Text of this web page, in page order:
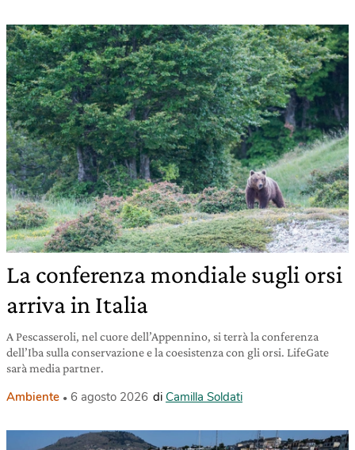
La conferenza mondiale sugli orsi
arriva in Italia
A Pescasseroli, nel cuore dell’Appennino, si terrà la conferenza
dell’Iba sulla conservazione e la coesistenza con gli orsi. LifeGate
sarà media partner.
Ambiente 6 agosto 2026 di Camilla Soldati